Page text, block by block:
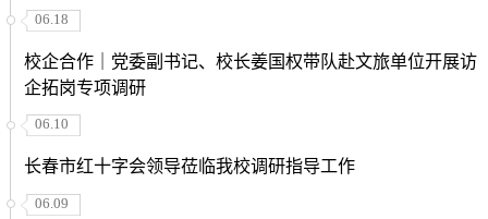
06.18
校企合作｜党委副书记、校长姜国权带队赴文旅单位开展访
企拓岗专项调研
06.10
长春市红十字会领导莅临我校调研指导工作
06.09